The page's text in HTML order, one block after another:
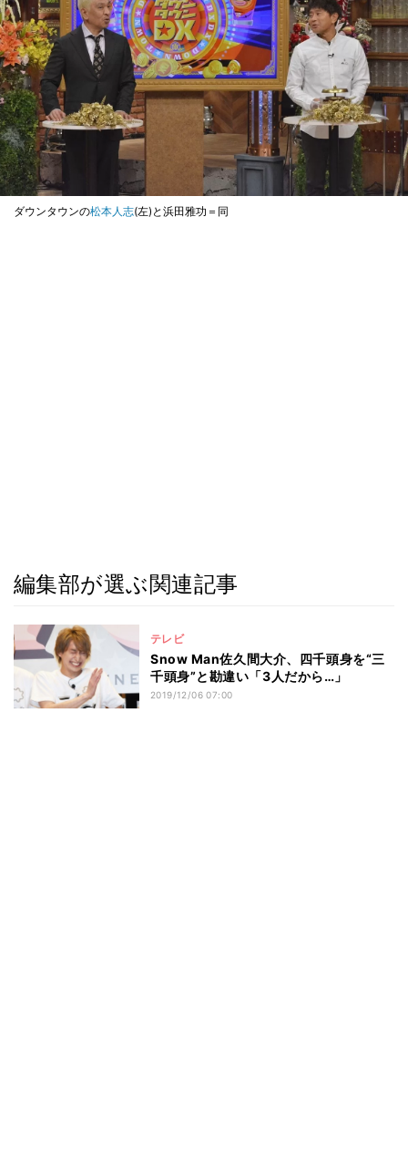
ダウンタウンの松本人志(左)と浜田雅功＝同
編集部が選ぶ関連記事
テレビ
Snow Man佐久間大介、四千頭身を“三
千頭身”と勘違い「3人だから…」
2019/12/06 07:00